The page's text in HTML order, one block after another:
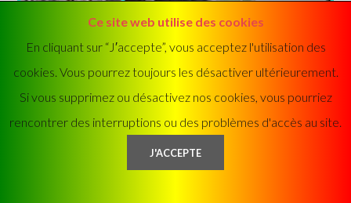
Ce site web utilise des cookies
En cliquant sur “J′accepte”, vous acceptez l'utilisation des
cookies. Vous pourrez toujours les désactiver ultérieurement.
Si vous supprimez ou désactivez nos cookies, vous pourriez
rencontrer des interruptions ou des problèmes d'accès au site.